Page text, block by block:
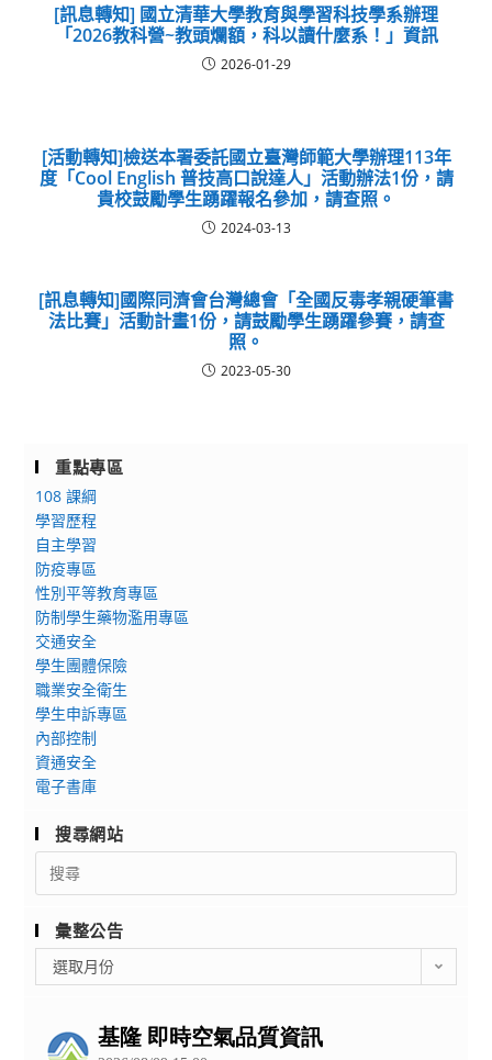
[訊息轉知] 國立清華大學教育與學習科技學系辦理
「2026教科營~教頭爛額，科以讀什麼系！」資訊
2026-01-29
[活動轉知]檢送本署委託國立臺灣師範大學辦理113年
度「Cool English 普技高口說達人」活動辦法1份，請
貴校鼓勵學生踴躍報名參加，請查照。
2024-03-13
[訊息轉知]國際同濟會台灣總會「全國反毒孝親硬筆書
法比賽」活動計畫1份，請鼓勵學生踴躍參賽，請查
照。
2023-05-30
重點專區
108 課綱
學習歷程
自主學習
防疫專區
性別平等教育專區
防制學生藥物濫用專區
交通安全
學生團體保險
職業安全衛生
學生申訴專區
內部控制
資通安全
電子書庫
搜尋網站
Search
for:
彙整公告
整
選取月份